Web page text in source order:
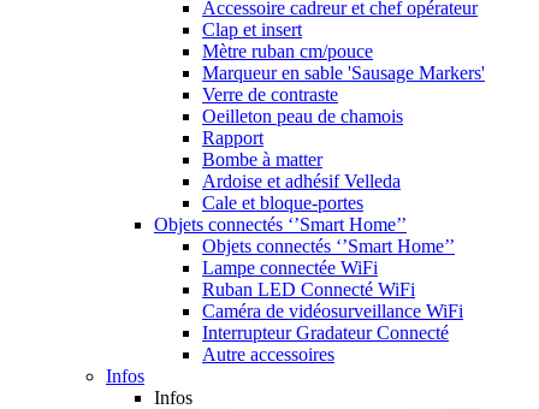
Accessoire cadreur et chef opérateur
Clap et insert
Mètre ruban cm/pouce
Marqueur en sable 'Sausage Markers'
Verre de contraste
Oeilleton peau de chamois
Rapport
Bombe à matter
Ardoise et adhésif Velleda
Cale et bloque-portes
Objets connectés ‘’Smart Home’’
Objets connectés ‘’Smart Home’’
Lampe connectée WiFi
Ruban LED Connecté WiFi
Caméra de vidéosurveillance WiFi
Interrupteur Gradateur Connecté
Autre accessoires
Infos
Infos